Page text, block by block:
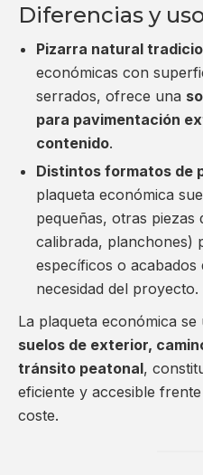
Diferencias y
Pizarra natural
económicas con
serrados, ofrece una
para pavimentación
contenido.
Distintos formatos de
plaqueta económica
pequeñas, otras piezas
calibrada, planchones)
específicos o
necesidad del proyecto.
La plaqueta económica
suelos de exterior,
tránsito peatonal,
eficiente y accesible
coste.